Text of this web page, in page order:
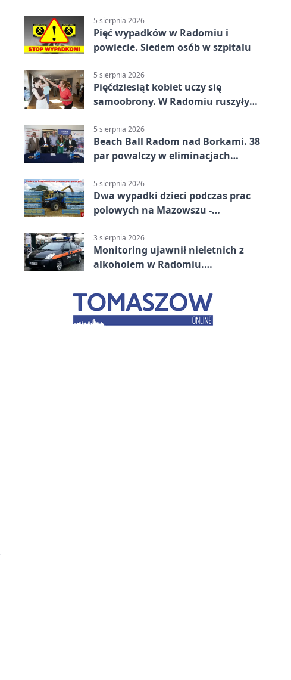
5 sierpnia 2026
Pięć wypadków w Radomiu i
powiecie. Siedem osób w szpitalu
5 sierpnia 2026
Pięćdziesiąt kobiet uczy się
samoobrony. W Radomiu ruszyły
5 sierpnia 2026
Beach Ball Radom nad Borkami. 38
par powalczy w eliminacjach
5 sierpnia 2026
Dwa wypadki dzieci podczas prac
polowych na Mazowszu -
3 sierpnia 2026
Monitoring ujawnił nieletnich z
alkoholem w Radomiu.